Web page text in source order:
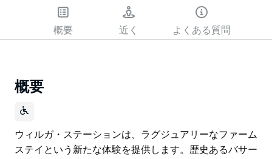
概要 近く よくある質問
概要
ウィルガ・ステーションは、ラグジュアリーなファーム
ステイという新たな体験を提供します。歴史あるバサー